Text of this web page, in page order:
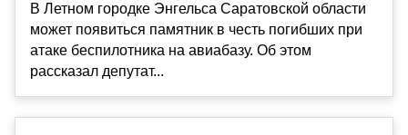
В Летном городке Энгельса Саратовской области
может появиться памятник в честь погибших при
атаке беспилотника на авиабазу. Об этом
рассказал депутат...